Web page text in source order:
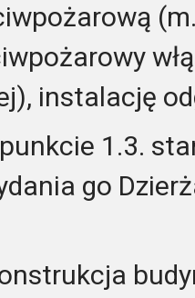
instalację
1.3.
go